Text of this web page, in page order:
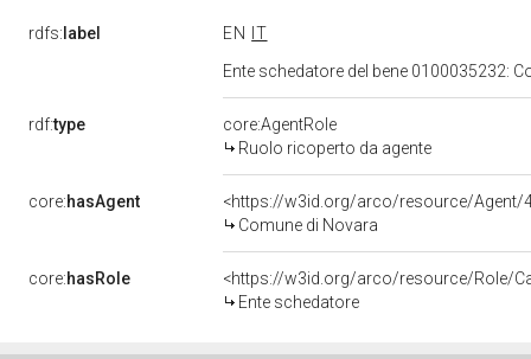
rdfs: label EN
IT
Ente schedatore del bene 0100035232:
rdf:type
core:AgentRole
Ruolo ricoperto da agente
core:hasAgent
<https://w3id.org/arco/resource/Agent/
Comune di Novara
core:hasRole
<https://w3id.org/arco/resource/Role/
Ente schedatore